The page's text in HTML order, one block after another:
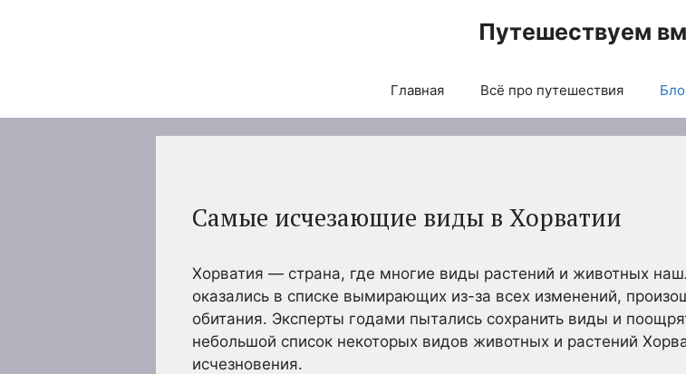
Путешествуем
Главная Всё про путешествия
Самые исчезающие виды в Хорватии
Хорватия — страна, где многие виды растений и животных
оказались в списке вымирающих из-за всех изменений,
обитания. Эксперты годами пытались сохранить виды и
небольшой список некоторых видов животных и растений
исчезновения.